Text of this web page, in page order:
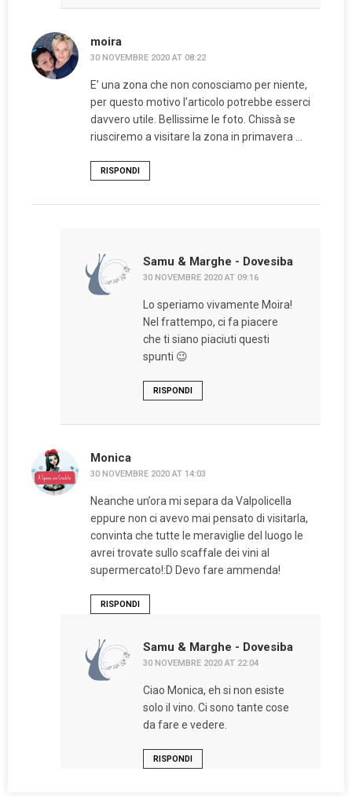
moira
30 NOVEMBRE 2020 AT 08:22
E’ una zona che non conosciamo per niente,
per questo motivo l’articolo potrebbe esserci
davvero utile. Bellissime le foto. Chissà se
riusciremo a visitare la zona in primavera …
RISPONDI
Samu & Marghe - Dovesiba
30 NOVEMBRE 2020 AT 09:16
Lo speriamo vivamente Moira!
Nel frattempo, ci fa piacere
che ti siano piaciuti questi
spunti 😉
RISPONDI
Monica
30 NOVEMBRE 2020 AT 14:03
Neanche un’ora mi separa da Valpolicella
eppure non ci avevo mai pensato di visitarla,
convinta che tutte le meraviglie del luogo le
avrei trovate sullo scaffale dei vini al
supermercato!:D Devo fare ammenda!
RISPONDI
Samu & Marghe - Dovesiba
30 NOVEMBRE 2020 AT 22:04
Ciao Monica, eh si non esiste
solo il vino. Ci sono tante cose
da fare e vedere.
RISPONDI